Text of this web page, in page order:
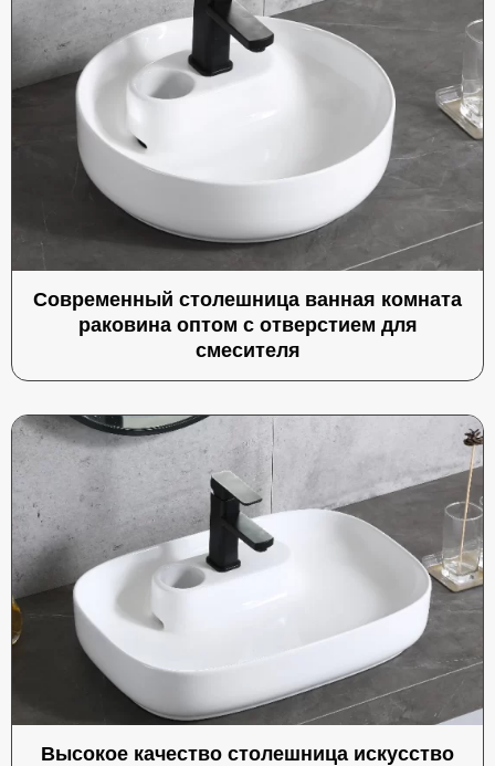
Современный столешница ванная комната
раковина оптом с отверстием для
смесителя
Высокое качество столешница искусство